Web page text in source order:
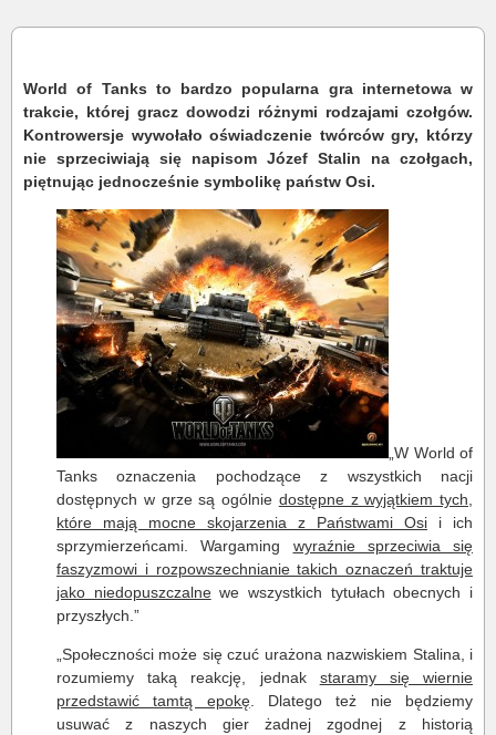
World of Tanks to bardzo popularna gra internetowa w
trakcie, której gracz dowodzi różnymi rodzajami czołgów.
Kontrowersje wywołało oświadczenie twórców gry, którzy
nie sprzeciwiają się napisom Józef Stalin na czołgach,
piętnując jednocześnie symbolikę państw Osi.
„W World of
Tanks oznaczenia pochodzące z wszystkich nacji
dostępnych w grze są ogólnie dostępne z wyjątkiem tych,
które mają mocne skojarzenia z Państwami Osi i ich
sprzymierzeńcami. Wargaming wyraźnie sprzeciwia się
faszyzmowi i rozpowszechnianie takich oznaczeń traktuje
jako niedopuszczalnewe wszystkich tytułach obecnych i
przyszłych.”
„Społeczności może się czuć urażona nazwiskiem Stalina, i
rozumiemy taką reakcję, jednak staramy się wiernie
przedstawić tamtą epokę. Dlatego też nie będziemy
usuwać z naszych gier żadnej zgodnej z historią